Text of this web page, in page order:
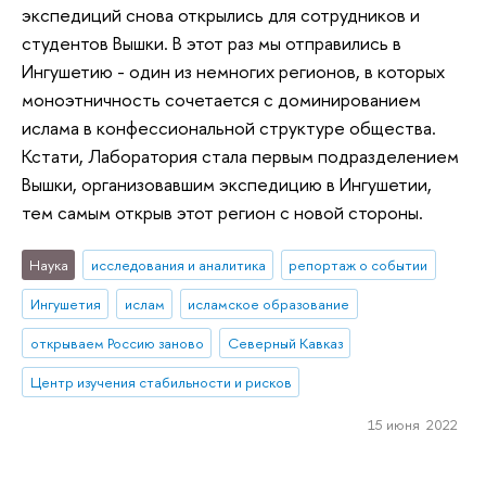
экспедиций снова открылись для сотрудников и
студентов Вышки. В этот раз мы отправились в
Ингушетию - один из немногих регионов, в которых
моноэтничность сочетается с доминированием
ислама в конфессиональной структуре общества.
Кстати, Лаборатория стала первым подразделением
Вышки, организовавшим экспедицию в Ингушетии,
тем самым открыв этот регион с новой стороны.
Наука исследования и аналитика
репортаж о событии
Ингушетия
ислам
исламское образование
открываем Россию заново
Северный Кавказ
Центр изучения стабильности и рисков
15 июня 2022